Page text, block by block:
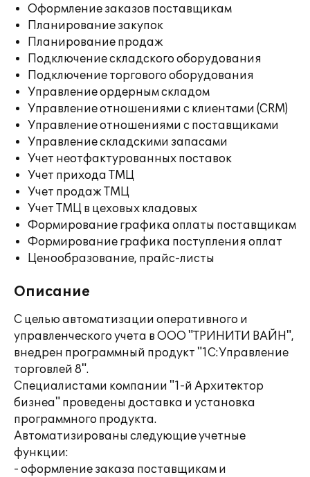
Оформление заказов поставщикам
Планирование закупок
Планирование продаж
Подключение складского оборудования
Подключение торгового оборудования
Управление ордерным складом
Управление отношениями с клиентами (CRM)
Управление отношениями с поставщиками
Управление складскими запасами
Учет неотфактурованных поставок
Учет прихода ТМЦ
Учет продаж ТМЦ
Учет ТМЦ в цеховых кладовых
Формирование графика оплаты поставщикам
Формирование графика поступления оплат
Ценообразование, прайс-листы
Описание
С целью автоматизации оперативного и
управленческого учета в ООО "ТРИНИТИ ВАЙН",
внедрен программный продукт "1С:Управление
торговлей 8".
Специалистами компании "1-й Архитектор
бизнеа" проведены доставка и установка
программного продукта.
Автоматизированы следующие учетные
функции:
- оформление заказа поставщикам и